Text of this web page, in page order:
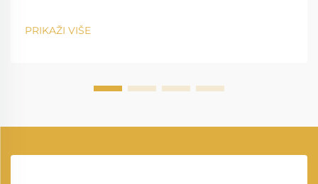
PRIKAŽI VIŠE